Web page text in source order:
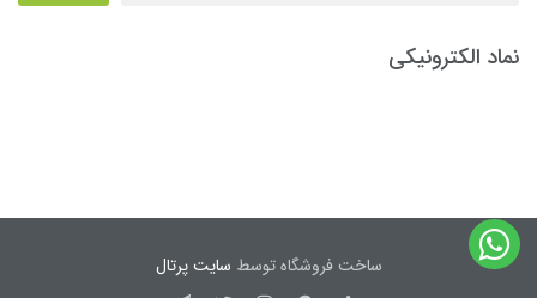
نماد الکترونیکی
ساخت فروشگاه توسط سایت پرتال